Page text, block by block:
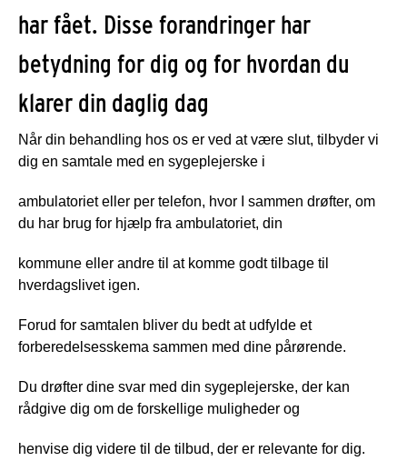
har fået. Disse forandringer har
betydning for dig og for hvordan du
klarer din daglig dag
Når din behandling hos os er ved at være slut, tilbyder vi
dig en samtale med en sygeplejerske i
ambulatoriet eller per telefon, hvor I sammen drøfter, om
du har brug for hjælp fra ambulatoriet, din
kommune eller andre til at komme godt tilbage til
hverdagslivet igen.
Forud for samtalen bliver du bedt at udfylde et
forberedelsesskema sammen med dine pårørende.
Du drøfter dine svar med din sygeplejerske, der kan
rådgive dig om de forskellige muligheder og
henvise dig videre til de tilbud, der er relevante for dig.